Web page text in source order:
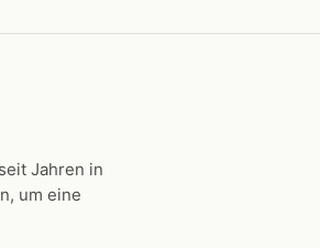
Jahren in
um eine